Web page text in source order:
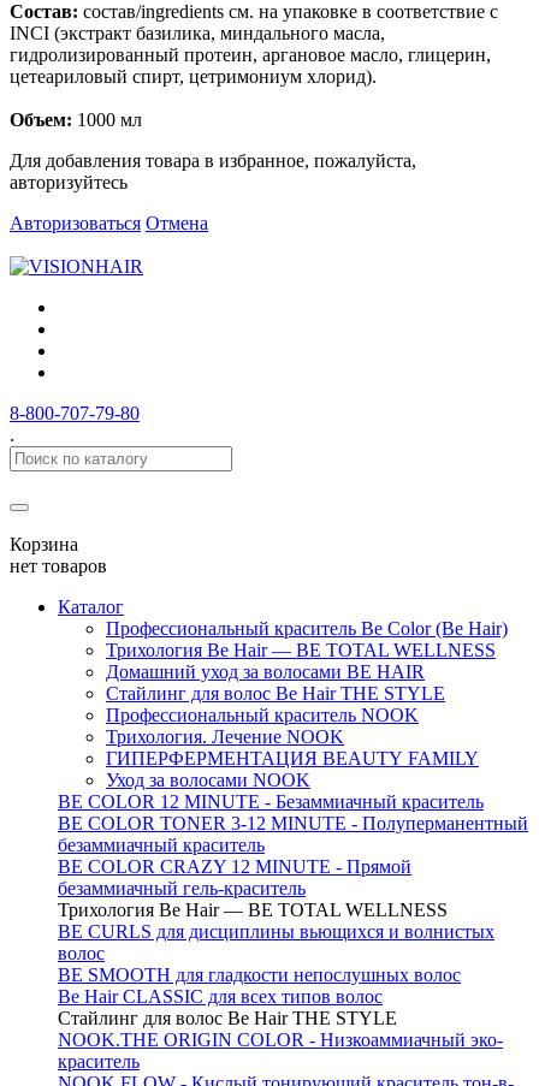
Состав: состав/ingredients см. на упаковке в соответствие с
INCI (экстракт базилика, миндального масла,
гидролизированный протеин, аргановое масло, глицерин,
цетеариловый спирт, цетримониум хлорид).
Объем: 1000 мл
Для добавления товара в избранное, пожалуйста,
авторизуйтесь
Авторизоваться Отмена
8-800-707-79-80
.
Корзина
нет товаров
Каталог
Профессиональный краситель Be Color (Be Hair)
Трихология Be Hair — BE TOTAL WELLNESS
Домашний уход за волосами BE HAIR
Стайлинг для волос Be Hair THE STYLE
Профессиональный краситель NOOK
Трихология. Лечение NOOK
ГИПЕРФЕРМЕНТАЦИЯ BEAUTY FAMILY
Уход за волосами NOOK
BE COLOR 12 MINUTE - Безаммиачный краситель
BE COLOR TONER 3-12 MINUTE - Полуперманентный
безаммиачный краситель
BE COLOR CRAZY 12 MINUTE - Прямой
безаммиачный гель-краситель
Трихология Be Hair — BE TOTAL WELLNESS
BE CURLS для дисциплины вьющихся и волнистых
волос
BE SMOOTH для гладкости непослушных волос
Be Hair CLASSIC для всех типов волос
Стайлинг для волос Be Hair THE STYLE
NOOK.THE ORIGIN COLOR - Низкоаммиачный эко-
краситель